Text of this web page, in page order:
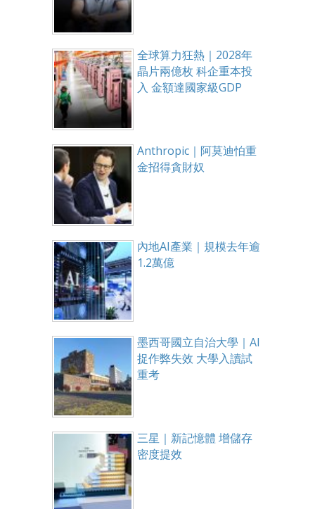
全球算力狂熱｜2028年
晶片兩億枚 科企重本投
入 金額達國家級GDP
Anthropic｜阿莫迪怕重
金招得貪財奴
內地AI產業｜規模去年逾
1.2萬億
墨西哥國立自治大學｜AI
捉作弊失效 大學入讀試
重考
三星｜新記憶體 增儲存
密度提效